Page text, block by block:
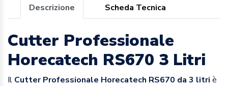
Descrizione Scheda Tecnica
Cutter Professionale
Horecatech RS670 3 Litri
Il Cutter Professionale Horecatech RS670 da 3 litri è